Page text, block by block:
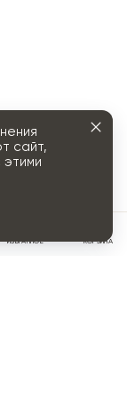
ИЗБРАННОЕ КОРЗИНА
сайт,